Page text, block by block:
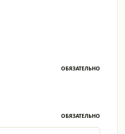
ОБЯЗАТЕЛЬНО
ОБЯЗАТЕЛЬНО